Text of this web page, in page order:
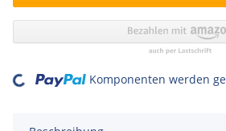
Loading... Komponenten werden